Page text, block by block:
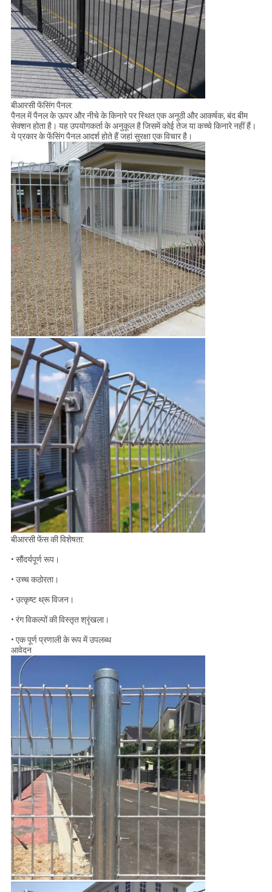
बीआरसी फेंसिंग पैनल:
पैनल में पैनल के ऊपर और नीचे के किनारे पर स्थित एक अनूठी और आकर्षक, बंद बीम
सेक्शन होता है। यह उपयोगकर्ता के अनुकूल है जिसमें कोई तेज या कच्चे किनारे नहीं हैं।
ये प्रकार के फेंसिंग पैनल आदर्श होते हैं जहां सुरक्षा एक विचार है।
बीआरसी फेंस की विशेषता:
• सौंदर्यपूर्ण रूप।
• उच्च कठोरता।
• उत्कृष्ट थ्रू विजन।
• रंग विकल्पों की विस्तृत श्रृंखला।
• एक पूर्ण प्रणाली के रूप में उपलब्ध
आवेदन